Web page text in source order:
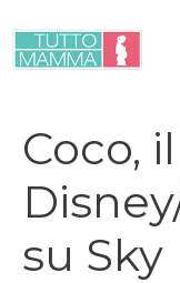
contenuto
Coco,
su Sky